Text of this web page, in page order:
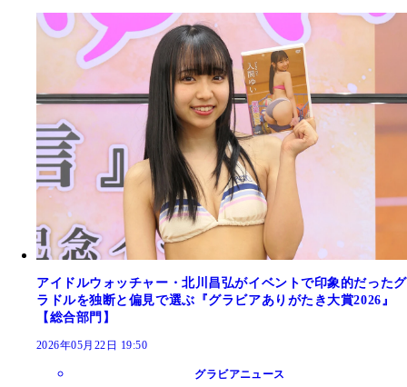
アイドルウォッチャー・北川昌弘がイベントで印象的だったグ
ラドルを独断と偏見で選ぶ『グラビアありがたき大賞2026』
【総合部門】
2026年05月22日 19:50
グラビアニュース